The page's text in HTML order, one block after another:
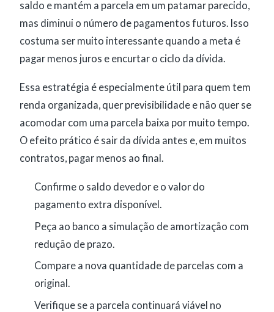
saldo e mantém a parcela em um patamar parecido,
mas diminui o número de pagamentos futuros. Isso
costuma ser muito interessante quando a meta é
pagar menos juros e encurtar o ciclo da dívida.
Essa estratégia é especialmente útil para quem tem
renda organizada, quer previsibilidade e não quer se
acomodar com uma parcela baixa por muito tempo.
O efeito prático é sair da dívida antes e, em muitos
contratos, pagar menos ao final.
Confirme o saldo devedor e o valor do
pagamento extra disponível.
Peça ao banco a simulação de amortização com
redução de prazo.
Compare a nova quantidade de parcelas com a
original.
Verifique se a parcela continuará viável no